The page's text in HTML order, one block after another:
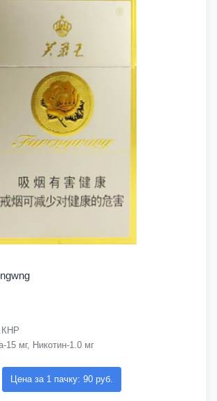
КНР
15 мг, Никотин-1.0 мг
Цена за 1 пачку: 90 руб.